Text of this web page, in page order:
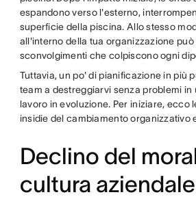
espandono verso l'esterno,
superficie della piscina. Allo stesso
all'interno della tua organizzazione
sconvolgimenti che colpiscono ogni
Tuttavia, un po' di pianificazione in più
team a destreggiarvi senza problemi in
lavoro in evoluzione. Per iniziare, ecco
insidie del cambiamento organizzativo
Declino del
cultura aziendale